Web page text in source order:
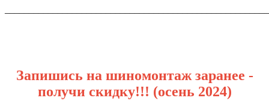
Запишись на шиномонтаж заранее -
получи скидку!!! (осень 2024)